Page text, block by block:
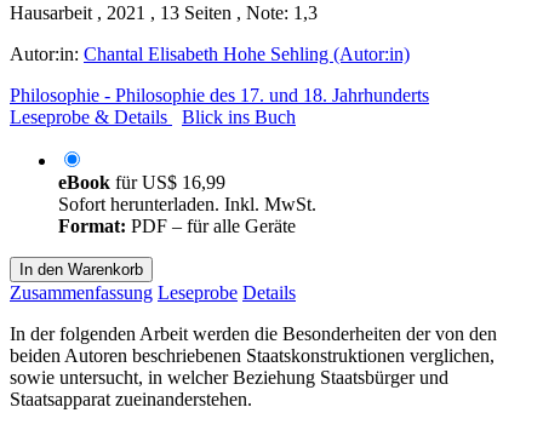
Hausarbeit , 2021 , 13 Seiten , Note: 1,3
Autor:in: Chantal Elisabeth Hohe Sehling (Autor:in)
Philosophie - Philosophie des 17. und 18. Jahrhunderts
Leseprobe & Details
Blick ins Buch
eBook fürUS$ 16,99
Sofort herunterladen. Inkl. MwSt.
Format: PDF – für alle Geräte
In den Warenkorb
Zusammenfassung Leseprobe Details
In der folgenden Arbeit werden die Besonderheiten der von den
beiden Autoren beschriebenen Staatskonstruktionen verglichen,
sowie untersucht, in welcher Beziehung Staatsbürger und
Staatsapparat zueinanderstehen.